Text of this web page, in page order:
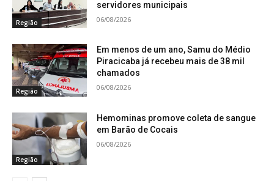
se destacam as compras compartilhadas, que
geraram economia às prefeituras, e os programas
de capacitação de servidores, melhorando a
qualidade do atendimento ao cidadão.
Outro avanço importante foi a criação de Câmaras
Técnicas temáticas nas áreas de Educação,
Saúde, Esportes, Desenvolvimento Sustentável,
Jurídico, Mineração, Agricultura, Cultura e
Região
servidores municipais
06/08/2026
Região
Em menos de um ano, Samu do Médio
Piracicaba já recebeu mais de 38 mil
chamados
06/08/2026
Região
Hemominas promove coleta de sangue
em Barão de Cocais
06/08/2026